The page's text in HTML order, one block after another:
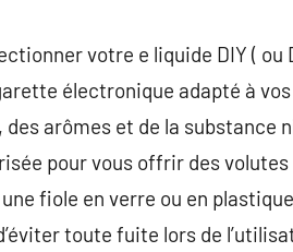
votre e liquide DIY (
électronique adapté à
des arômes et de la substance
pour vous offrir des
une fiole en verre ou en
toute fuite lors de